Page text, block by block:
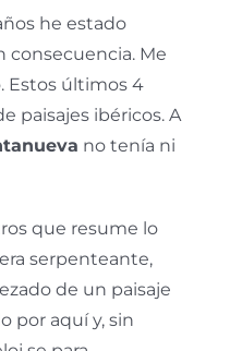
he estado
consecuencia. Me
Estos últimos 4
paisajes ibéricos. A
no tenía ni
que resume lo
serpenteante,
de un paisaje
por aquí y, sin